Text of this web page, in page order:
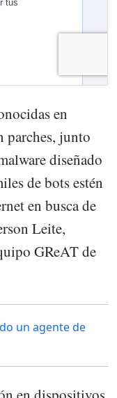
en
parches, junto
diseñado
de bots estén
en busca de
Leite,
GReAT de
un agente de